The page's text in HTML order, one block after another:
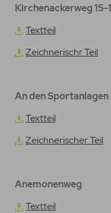
Kirchenackerweg 15-
Textteil
Zeichnerischr Teil
An den
Textteil
Zeichnerischer Teil
Anemonenweg
Textteil